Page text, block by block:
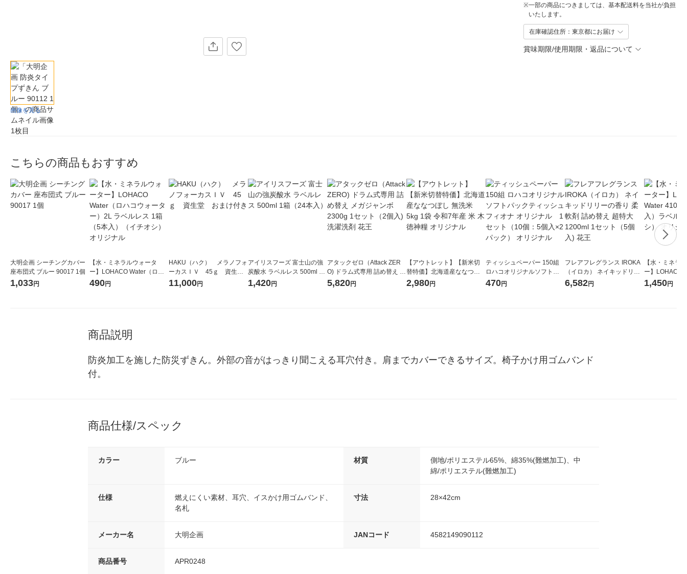
画像を見る
※一部の商品につきましては、基本配送料を当社が負担
いたします。
在庫確認住所：東京都にお届け
賞味期限/使用期限・返品について
こちらの商品もおすすめ
大明企画 シーチングカバー
座布団式 ブルー 90017 1個
1,033円
【水・ミネラルウォータ
ー】LOHACO Water（ロハ
コウォーター）2L ラベルレ
490円
HAKU（ハク） メラノフォ
ーカスＩＶ 45ｇ 資生
堂 おまけ付き
11,000円
アイリスフーズ 富士山の強
炭酸水 ラベルレス 500ml 1
箱（24本入）
1,420円
アタックゼロ（Attack ZER
O) ドラム式専用 詰め替え メ
ガジャンボ 2300g 1セット
5,820円
【アウトレット】【新米切
替特価】北海道産ななつぼ
し 無洗米 5kg 1袋 令和7年産
2,980円
ティッシュペーパー 150組
ロハコオリジナルソフトパ
ックティッシュ フィオナ オ
470円
フレアフレグランス IROKA
（イロカ） ネイキッドリリ
ーの香り 柔軟剤 詰め替え 超
6,582円
【水・ミネラ
ー】LOHACO
1箱（20本入
1,450円
商品説明
防炎加工を施した防災ずきん。外部の音がはっきり聞こえる耳穴付き。肩までカバーできるサイズ。椅子かけ用ゴムバンド
付。
商品仕様/スペック
カラー ブルー 材質
側地/ポリエステル65%、綿35%(難燃加工)、中
綿/ポリエステル(難燃加工)
仕様
燃えにくい素材、耳穴、イスかけ用ゴムバンド、
名札
寸法 28×42cm
メーカー名 大明企画 JANコード 4582149090112
商品番号 APR0248